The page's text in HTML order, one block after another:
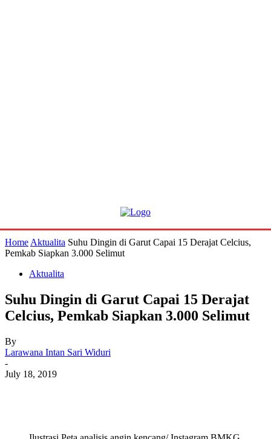
Home Aktualita Suhu Dingin di Garut Capai 15 Derajat Celcius,
Pemkab Siapkan 3.000 Selimut
Aktualita
Suhu Dingin di Garut Capai 15 Derajat
Celcius, Pemkab Siapkan 3.000 Selimut
By
Larawana Intan Sari Widuri
-
July 18, 2019